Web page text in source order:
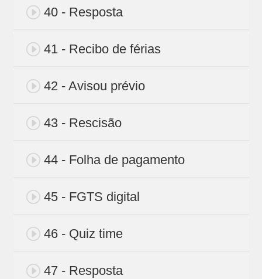
40 - Resposta
41 - Recibo de férias
42 - Avisou prévio
43 - Rescisão
44 - Folha de pagamento
45 - FGTS digital
46 - Quiz time
47 - Resposta